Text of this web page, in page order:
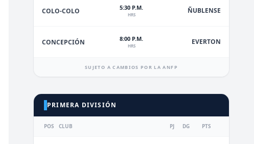
COLO-COLO 5:30 P.M.
HRS ÑUBLENSE
CONCEPCIÓN 8:00 P.M.
HRS EVERTON
SUJETO A CAMBIOS POR LA ANFP
PRIMERA DIVISIÓN
POS CLUB PJ DG PTS